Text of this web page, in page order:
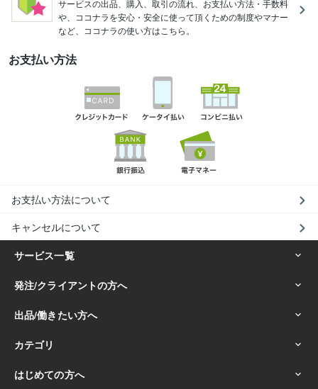
サービスの出品、購入、取引の流れ、お支払い方法・手数料
や、ココナラを安心・安全に使って頂くための制度やマナー
など、ココナラの使い方はこちら。
お支払い方法
お支払い方法について
キャンセルについて